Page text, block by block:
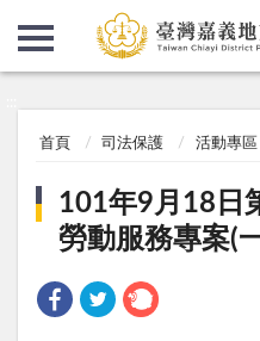
首頁 司法保護 活動專區
101年9月18日
勞動服務專案(